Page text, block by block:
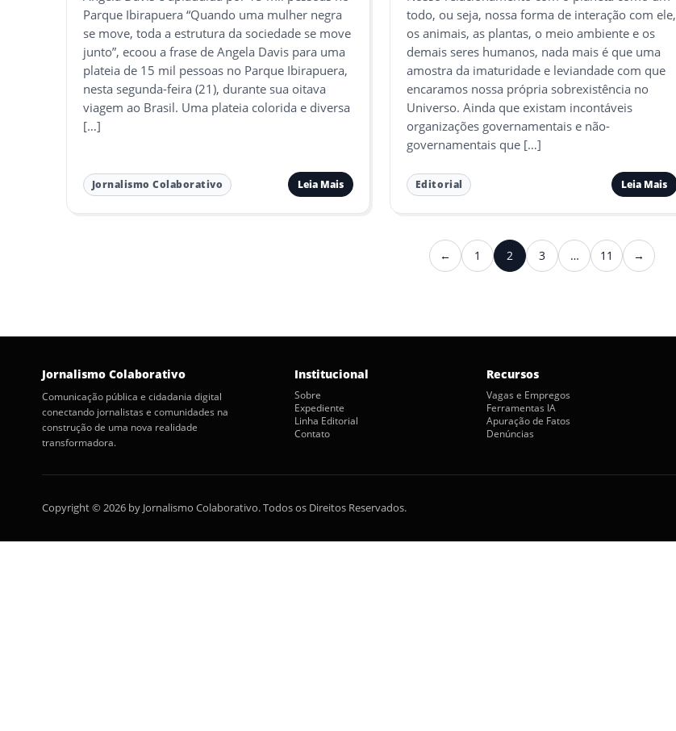
Parque Ibirapuera “Quando uma mulher negra
se move, toda a estrutura da sociedade se move
junto”, ecoou a frase de Angela Davis para uma
plateia de 15 mil pessoas no Parque Ibirapuera,
nesta segunda-feira (21), durante sua oitava
viagem ao Brasil. Uma plateia colorida e diversa
[…]
Jornalismo Colaborativo Leia Mais
todo, ou seja, nossa forma de interação com ele,
os animais, as plantas, o meio ambiente e os
demais seres humanos, nada mais é que uma
amostra da imaturidade e leviandade com que
encaramos nossa própria sobrexistência no
Universo. Ainda que existam incontáveis
organizações governamentais e não-
governamentais que […]
Editorial Leia Mais
←Anterior
1 2 3 … 11 →Próximo
Jornalismo Colaborativo
Comunicação pública e cidadania digital
conectando jornalistas e comunidades na
construção de uma nova realidade
transformadora.
Institucional
Sobre
Expediente
Linha Editorial
Contato
Recursos
Vagas e Empregos
Ferramentas IA
Apuração de Fatos
Denúncias
Copyright © 2026 by Jornalismo Colaborativo. Todos os Direitos Reservados.